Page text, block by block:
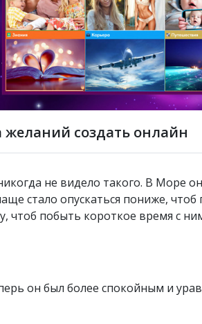
желаний создать онлайн
не видело такого. В Море
стало опускаться пониже,
чтоб побыть короткое время с
он был более спокойным и